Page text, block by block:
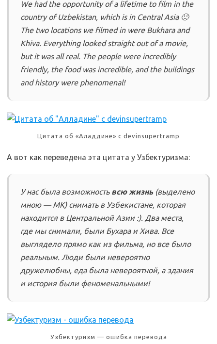
We had the opportunity of a lifetime to film in the
country of Uzbekistan, which is in Central Asia 🙂
The two locations we filmed in were Bukhara and
Khiva. Everything looked straight out of a movie,
but it was all real. The people were incredibly
friendly, the food was incredible, and the buildings
and history were phenomenal!
Цитата об «Аладдине» с devinsupertramp
А вот как переведена эта цитата у Узбектуризма:
У нас была возможность всю жизнь(выделено
мною — МК) снимать в Узбекистане, которая
находится в Центральной Азии :). Два места,
где мы снимали, были Бухара и Хива. Все
выглядело прямо как из фильма, но все было
реальным. Люди были невероятно
дружелюбны, еда была невероятной, а здания
и история были феноменальными!
Узбектуризм — ошибка перевода